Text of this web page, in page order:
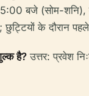
बजे (सोम-शनि),
के दौरान
है? उत्तर: प्रवेश